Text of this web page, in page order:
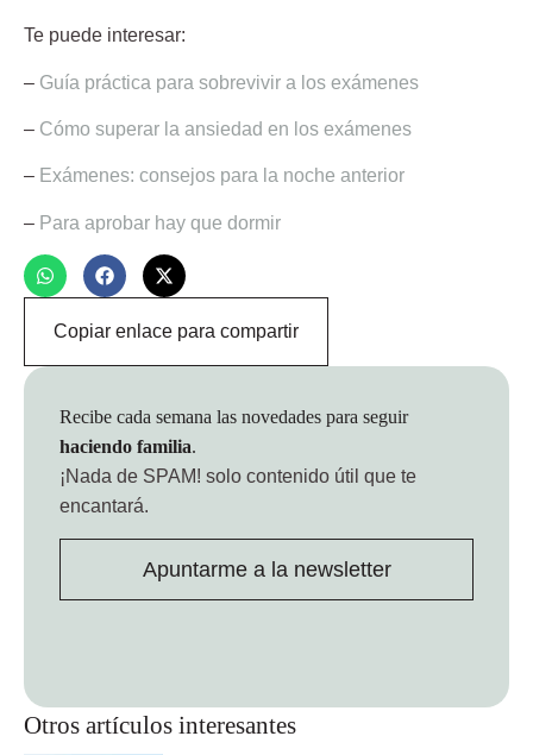
Te puede interesar:
– Guía práctica para sobrevivir a los exámenes
– Cómo superar la ansiedad en los exámenes
– Exámenes: consejos para la noche anterior
– Para aprobar hay que dormir
Copiar enlace para compartir
Otros artículos interesantes
Recibe cada semana las novedades para seguir
haciendo familia.
¡Nada de SPAM! solo contenido útil que te
encantará.
Apuntarme a la newsletter